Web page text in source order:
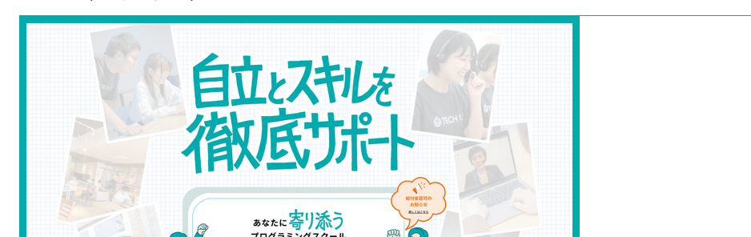
お得にプログラミングスクールに通える制度
プログラミングスクールで挫折しないために
【静岡】子ども向けのおすすめプログラミングスクール3選
ICTものづくりキッズ WinMate
モノリズムキッズラボ
アーテック自考力キッズ
静岡で自分に合ったプログラミングスクールを見つけよう